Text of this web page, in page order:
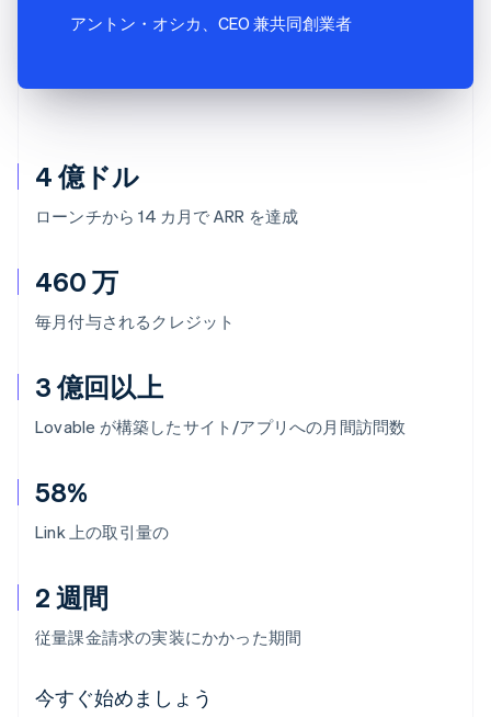
4 億ドル
ローンチから 14 カ月で ARR を達成
460 万
毎月付与されるクレジット
3 億回以上
Lovable が構築したサイト/アプリへの月間訪問数
58%
Link 上の取引量の
2 週間
従量課金請求の実装にかかった期間
今すぐ始めましょう
アントン・オシカ 、CEO 兼共同創業者
アイルランド
English